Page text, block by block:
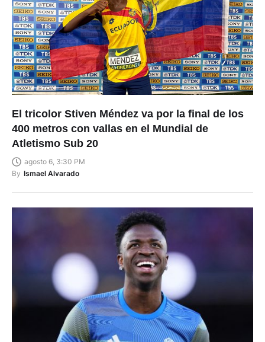
El tricolor Stiven Méndez va por la final de los
400 metros con vallas en el Mundial de
Atletismo Sub 20
agosto 6, 3:30 PM
By Ismael Alvarado